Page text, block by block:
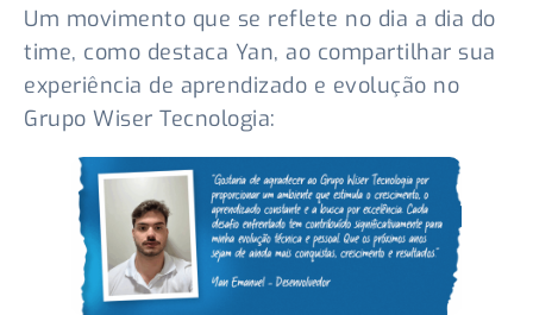
Um movimento que se reflete no dia a dia do
time, como destaca Yan, ao compartilhar sua
experiência de aprendizado e evolução no
Grupo Wiser Tecnologia: